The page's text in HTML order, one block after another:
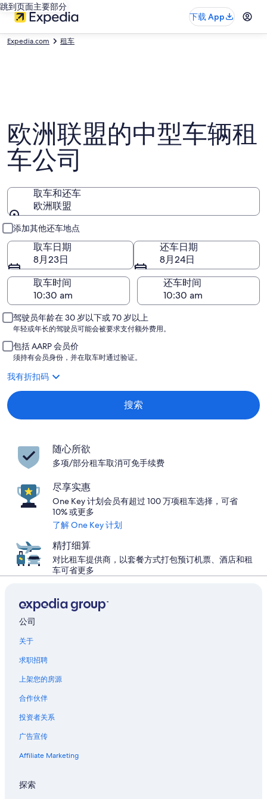
跳到页面主要部分
下载 App
Expedia.com 租车
欧洲联盟的中型车辆租
车公司
取车和还车
欧洲联盟
取车和还车
添加其他还车地点
取车日期
8月23日
还车日期
8月24日
取车时间
还车时间
驾驶员年龄在 30 岁以下或 70 岁以上
年轻或年长的驾驶员可能会被要求支付额外费用。
包括 AARP 会员价
须持有会员身份，并在取车时通过验证。
我有折扣码
搜索
随心所欲
多项/部分租车取消可免手续费
尽享实惠
One Key 计划会员有超过 100 万项租车选择，可省
10% 或更多
了解 One Key 计划
精打细算
对比租车提供商，以套餐方式打包预订机票、酒店和租
车可省更多
公司
关于
求职招聘
上架您的房源
合作伙伴
投资者关系
广告宣传
Affiliate Marketing
探索